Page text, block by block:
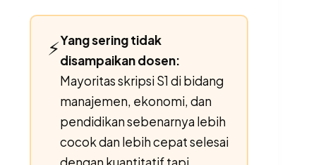
⚡Yang sering tidak
disampaikan dosen:
Mayoritas skripsi S1 di bidang
manajemen, ekonomi, dan
pendidikan sebenarnya lebih
cocok dan lebih cepat selesai